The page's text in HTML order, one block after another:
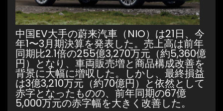
中国EV大手の蔚来汽車（NIO）は21日、今
年1〜3月期決算を発表した。売上高は前年
同期比2.1倍の255億3,270万元（約5,360億
円）となり、車両販売増と商品構成改善を
背景に大幅に増収した。しかし、最終損益
は3億3,210万元（約70億円）と依然として
赤字となったものの、前年同期の67億
5,000万元の赤字幅を大きく改善した。